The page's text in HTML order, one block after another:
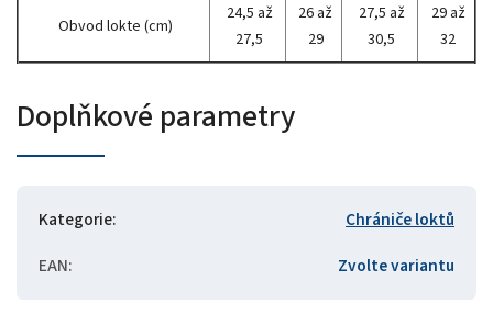
Obvod lokte (cm)
24,5 až
27,5
26 až
29
27,5 až
30,5
29 až
32
Doplňkové parametry
Kategorie:
Chrániče loktů
EAN: Zvolte variantu